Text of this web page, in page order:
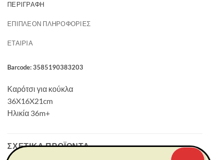
ΠΕΡΙΓΡΑΦΉ
ΕΠΙΠΛΈΟΝ ΠΛΗΡΟΦΟΡΊΕΣ
ΕΤΑΙΡΊΑ
Barcode: 3585190383203
Καρότσι για κούκλα
36X16X21cm
Ηλικία 36m+
ΣΧΕΤΙΚΆ ΠΡΟΪΌΝΤΑ